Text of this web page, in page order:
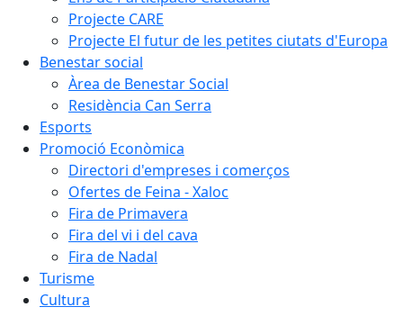
Projecte CARE
Projecte El futur de les petites ciutats d'Europa
Benestar social
Àrea de Benestar Social
Residència Can Serra
Esports
Promoció Econòmica
Directori d'empreses i comerços
Ofertes de Feina - Xaloc
Fira de Primavera
Fira del vi i del cava
Fira de Nadal
Turisme
Cultura